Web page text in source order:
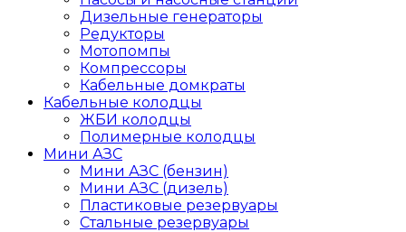
Дизельные генераторы
Редукторы
Мотопомпы
Компрессоры
Кабельные домкраты
Кабельные колодцы
ЖБИ колодцы
Полимерные колодцы
Мини АЗС
Мини АЗС (бензин)
Мини АЗС (дизель)
Пластиковые резервуары
Стальные резервуары